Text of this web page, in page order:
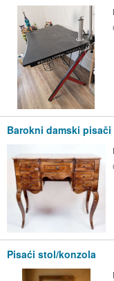
Barokni damski
Pisaći stol/konzola